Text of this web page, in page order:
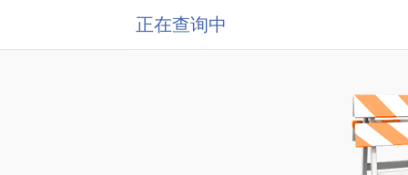
正在查询中